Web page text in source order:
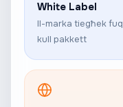
White Label
Il-marka tiegħek fuq
kull pakkett